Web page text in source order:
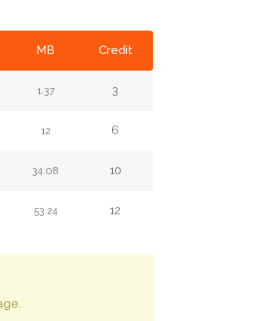
MB Credit
1.37 3
12 6
34.08 10
53.24 12